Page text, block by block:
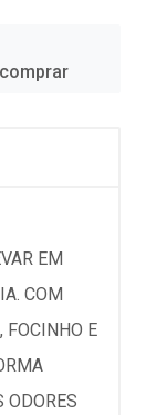
EM
COM
FOCINHO E
ODORES